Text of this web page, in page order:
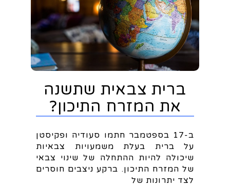
ברית צבאית שתשנה
את המזרח התיכון?
ב-17 בספטמבר חתמו סעודיה ופקיסטן
על ברית בעלת משמעויות צבאיות
שיכולה להיות ההתחלה של שינוי צבאי
של המזרח התיכון. ברקע ניצבים חוסרים
לצד יתרונות של